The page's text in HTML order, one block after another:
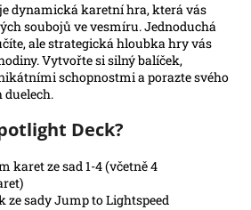
dynamická karetní hra, která vás
soubojů ve vesmíru. Jednoduchá
ale strategická hloubka hry vás
Vytvořte si silný balíček,
schopnostmi a porazte svého
duelech.
Deck?
karet ze sad 1-4 (včetně 4
ze sady Jump to Lightspeed